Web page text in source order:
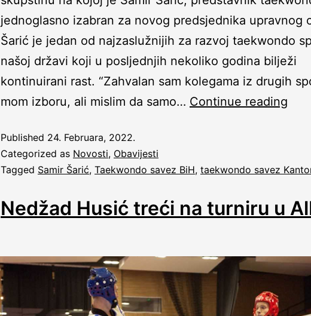
jednoglasno izabran za novog predsjednika upravnog
Šarić je jedan od najzaslužnijih za razvoj taekwondo
našoj državi koji u posljednjih nekoliko godina bilježi
kontinuirani rast. “Zahvalan sam kolegama iz drugih
mom izboru, ali mislim da samo… Continue reading
Published 24. Februara, 2022.
Categorized as Novosti, Obavijesti
Tagged Samir Šarić, Taekwondo savez BiH, taekwondo savez
Nedžad Husić treći na turniru u